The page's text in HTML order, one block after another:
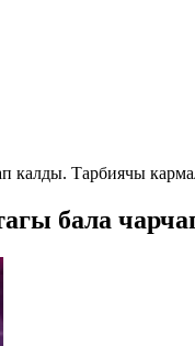
калды. Тарбиячы
бала